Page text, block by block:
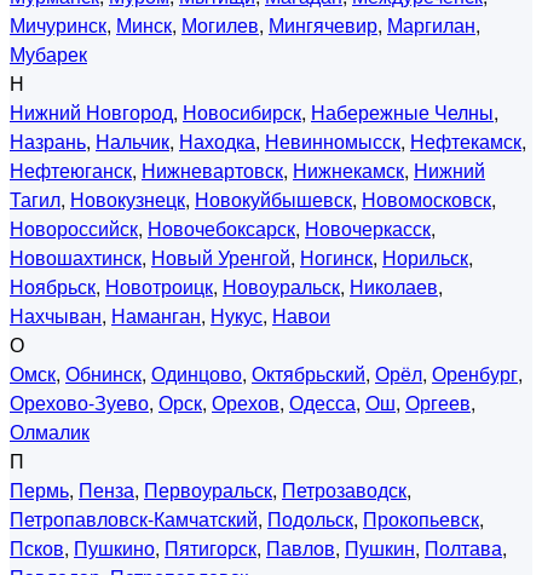
Мичуринск, Минск, Могилев, Мингячевир, Маргилан,
Мубарек
Н
Нижний Новгород, Новосибирск, Набережные Челны,
Назрань, Нальчик, Находка, Невинномысск, Нефтекамск,
Нефтеюганск, Нижневартовск, Нижнекамск, Нижний
Тагил, Новокузнецк, Новокуйбышевск, Новомосковск,
Новороссийск, Новочебоксарск, Новочеркасск,
Новошахтинск, Новый Уренгой, Ногинск, Норильск,
Ноябрьск, Новотроицк, Новоуральск, Николаев,
Нахчыван, Наманган, Нукус, Навои
О
Омск, Обнинск, Одинцово, Октябрьский, Орёл, Оренбург,
Орехово-Зуево, Орск, Орехов, Одесса, Ош, Оргеев,
Олмалик
П
Пермь, Пенза, Первоуральск, Петрозаводск,
Петропавловск-Камчатский, Подольск, Прокопьевск,
Псков, Пушкино, Пятигорск, Павлов, Пушкин, Полтава,